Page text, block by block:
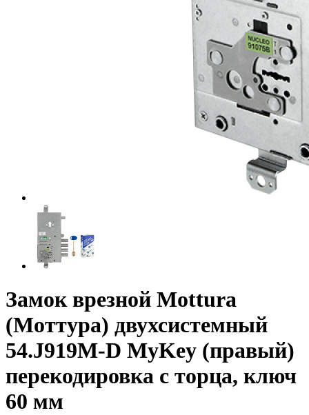
Замок врезной Mottura
(Моттура) двухсистемный
54.J919M-D MyKey (правый)
перекодировка с торца, ключ
60 мм